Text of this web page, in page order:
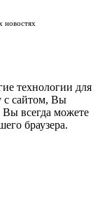
новостях
технологии для
с сайтом, Вы
Вы всегда можете
браузера.